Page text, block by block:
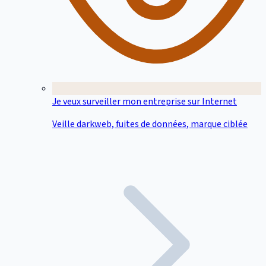
Je veux surveiller mon entreprise sur Internet
Veille darkweb, fuites de données, marque ciblée